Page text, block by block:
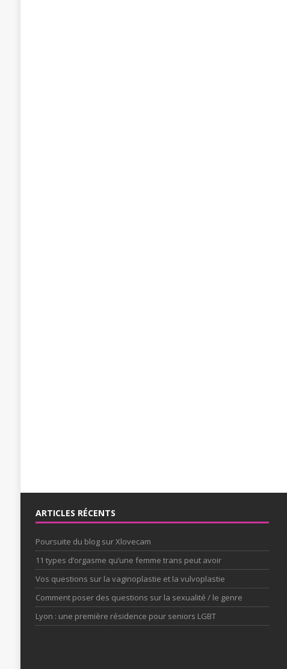
ARTICLES RÉCENTS
Poursuite du blog sur Xlovecam
11 types d’orgasme qu’une femme trans peut avoir
Vos questions sur la vaginoplastie et la vulvoplastie
Comment poser des questions sur la sexualité / le genre
Lyon : une première résidence pour seniors LGBT